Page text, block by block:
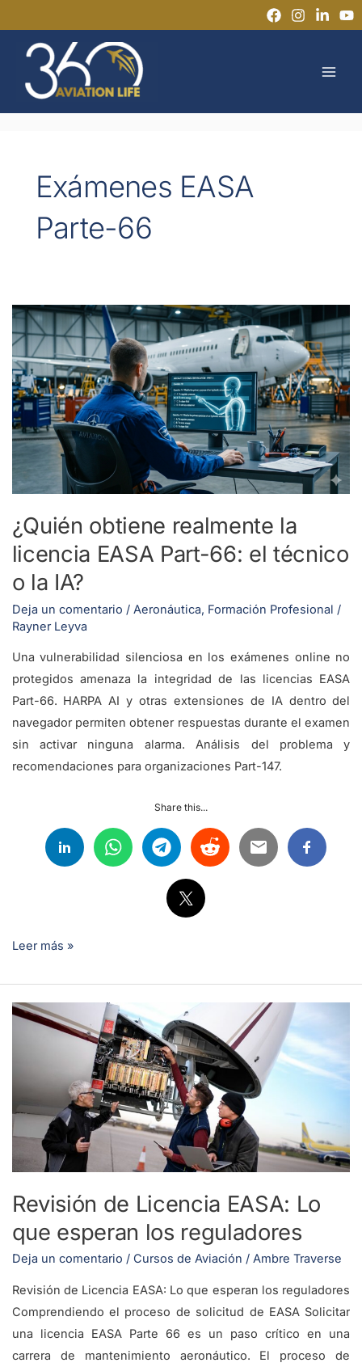
al
contenido
Exámenes EASA
Parte-66
¿Quién obtiene realmente la
licencia EASA Part-66: el técnico
o la IA?
Deja un comentario / Aeronáutica, Formación Profesional /
Rayner Leyva
Una vulnerabilidad silenciosa en los exámenes online no
protegidos amenaza la integridad de las licencias EASA
Part-66. HARPA AI y otras extensiones de IA dentro del
navegador permiten obtener respuestas durante el examen
sin activar ninguna alarma. Análisis del problema y
recomendaciones para organizaciones Part-147.
Share this...
¿Quién
obtiene
realmente
la
licencia
EASA
Part-
el
o
IA?
Leer más »
Revisión de Licencia EASA: Lo
que esperan los reguladores
Deja un comentario / Cursos de Aviación / Ambre Traverse
Revisión de Licencia EASA: Lo que esperan los reguladores
Comprendiendo el proceso de solicitud de EASA Solicitar
una licencia EASA Parte 66 es un paso crítico en una
carrera de mantenimiento aeronáutico. El proceso de
Revisión
Lo
que
esperan